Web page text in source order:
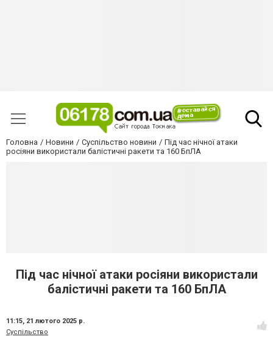
Головна Новини Суспільство новини
Під час нічної атаки
росіяни використали балістичні ракети та 160 БпЛА
Під час нічної атаки росіяни використали
балістичні ракети та 160 БпЛА
11:15, 21 лютого 2025 р.
Суспільство